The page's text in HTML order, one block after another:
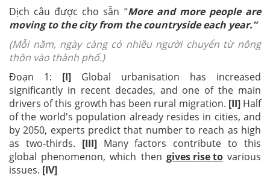
Dịch câu được cho sẵn “More and more people are
moving to the city from the countryside each year.”
(Mỗi năm, ngày càng có nhiều người chuyển từ nông
thôn vào thành phố.)
Đoạn 1: [I] Global urbanisation has increased
significantly in recent decades, and one of the main
drivers of this growth has been rural migration. [II]Half
of the world's population already resides in cities, and
by 2050, experts predict that number to reach as high
as two-thirds. [III]Many factors contribute to this
global phenomenon, which then gives rise tovarious
issues. [IV]